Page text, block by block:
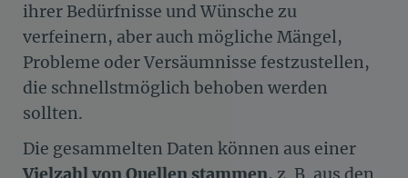
ihrer Bedürfnisse und Wünsche zu
verfeinern, aber auch mögliche Mängel,
Probleme oder Versäumnisse festzustellen,
die schnellstmöglich behoben werden
sollten.
Die gesammelten Daten können aus einer
Vielzahl von Quellen stammen, z. B. aus den